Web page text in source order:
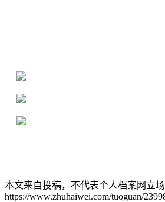
本文来自投稿，不代表个人档案网立
https://www.zhuhaiwei.com/tuoguan/